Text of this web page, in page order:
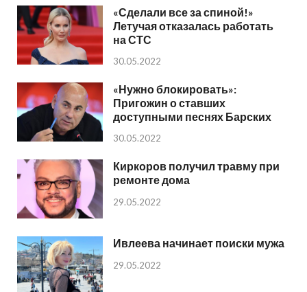
«Сделали все за спиной!»
Летучая отказалась работать
на СТС
30.05.2022
«Нужно блокировать»:
Пригожин о ставших
доступными песнях Барских
30.05.2022
Киркоров получил травму при
ремонте дома
29.05.2022
Ивлеева начинает поиски мужа
29.05.2022